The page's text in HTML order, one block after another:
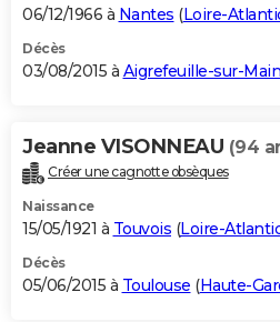
06/12/1966 à Nantes (Loire-
Décès
03/08/2015 à Aigrefeuille-sur-
Jeanne VISONNEAU (94
Créer une cagnotte obsèques
Naissance
15/05/1921 à Touvois (Loire-
Décès
05/06/2015 à Toulouse (Haute-